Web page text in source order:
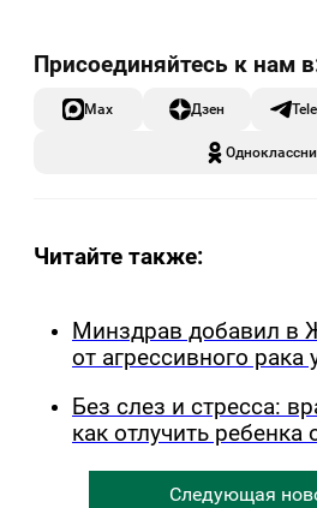
Max Дзен
Читайте также:
Минздрав добавил в
от агрессивного
Без слез и стресса:
как отлучить ребенка
Следующая